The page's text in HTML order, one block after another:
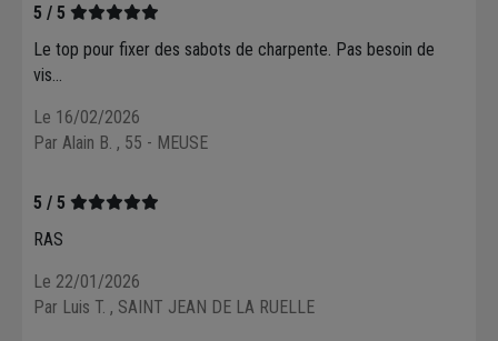
5 / 5
Le top pour fixer des sabots de charpente. Pas besoin de
vis...
Le 16/02/2026
Par Alain B. , 55 - MEUSE
5 / 5
RAS
Le 22/01/2026
Par Luis T. , SAINT JEAN DE LA RUELLE